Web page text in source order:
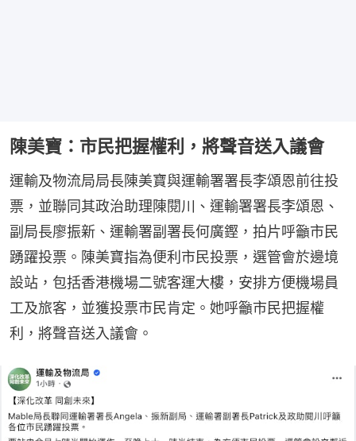
陳美寶：市民把握權利，將聲音送入議會
運輸及物流局局長陳美寶與運輸署署長李頌恩前往投
票，並聯同其政治助理陳閱川、運輸署署長李頌恩、
副局長廖振新、運輸署副署長何廣鏗，拍片呼籲市民
踴躍投票。陳美寶指為便利市民投票，選管會於邊境
設站，包括香港機場二號客運大樓，安排方便機場員
工及旅客，並獲投票市民肯定。她呼籲市民把握權
利，將聲音送入議會。